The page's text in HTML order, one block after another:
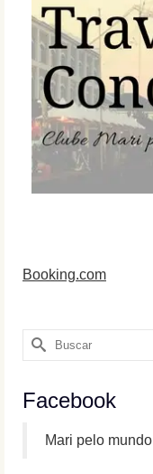
Booking.com
Buscar
por:
Facebook
Mari pelo mundo